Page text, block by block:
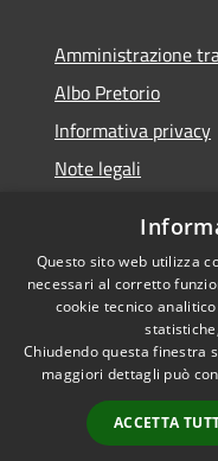
Amministrazione
Albo Pretorio
Informativa privacy
Note legali
Whisteblowing
RSS
Accessibilità
Questo sito web utilizza
necessari al corretto
cookie tecnico
Chiudendo questa finestra
maggiori dettagli può
ACCETTA